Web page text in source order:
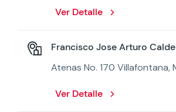
Ver Detalle
Francisco Jose Arturo
Atenas No. 170 Villafontana,
Ver Detalle